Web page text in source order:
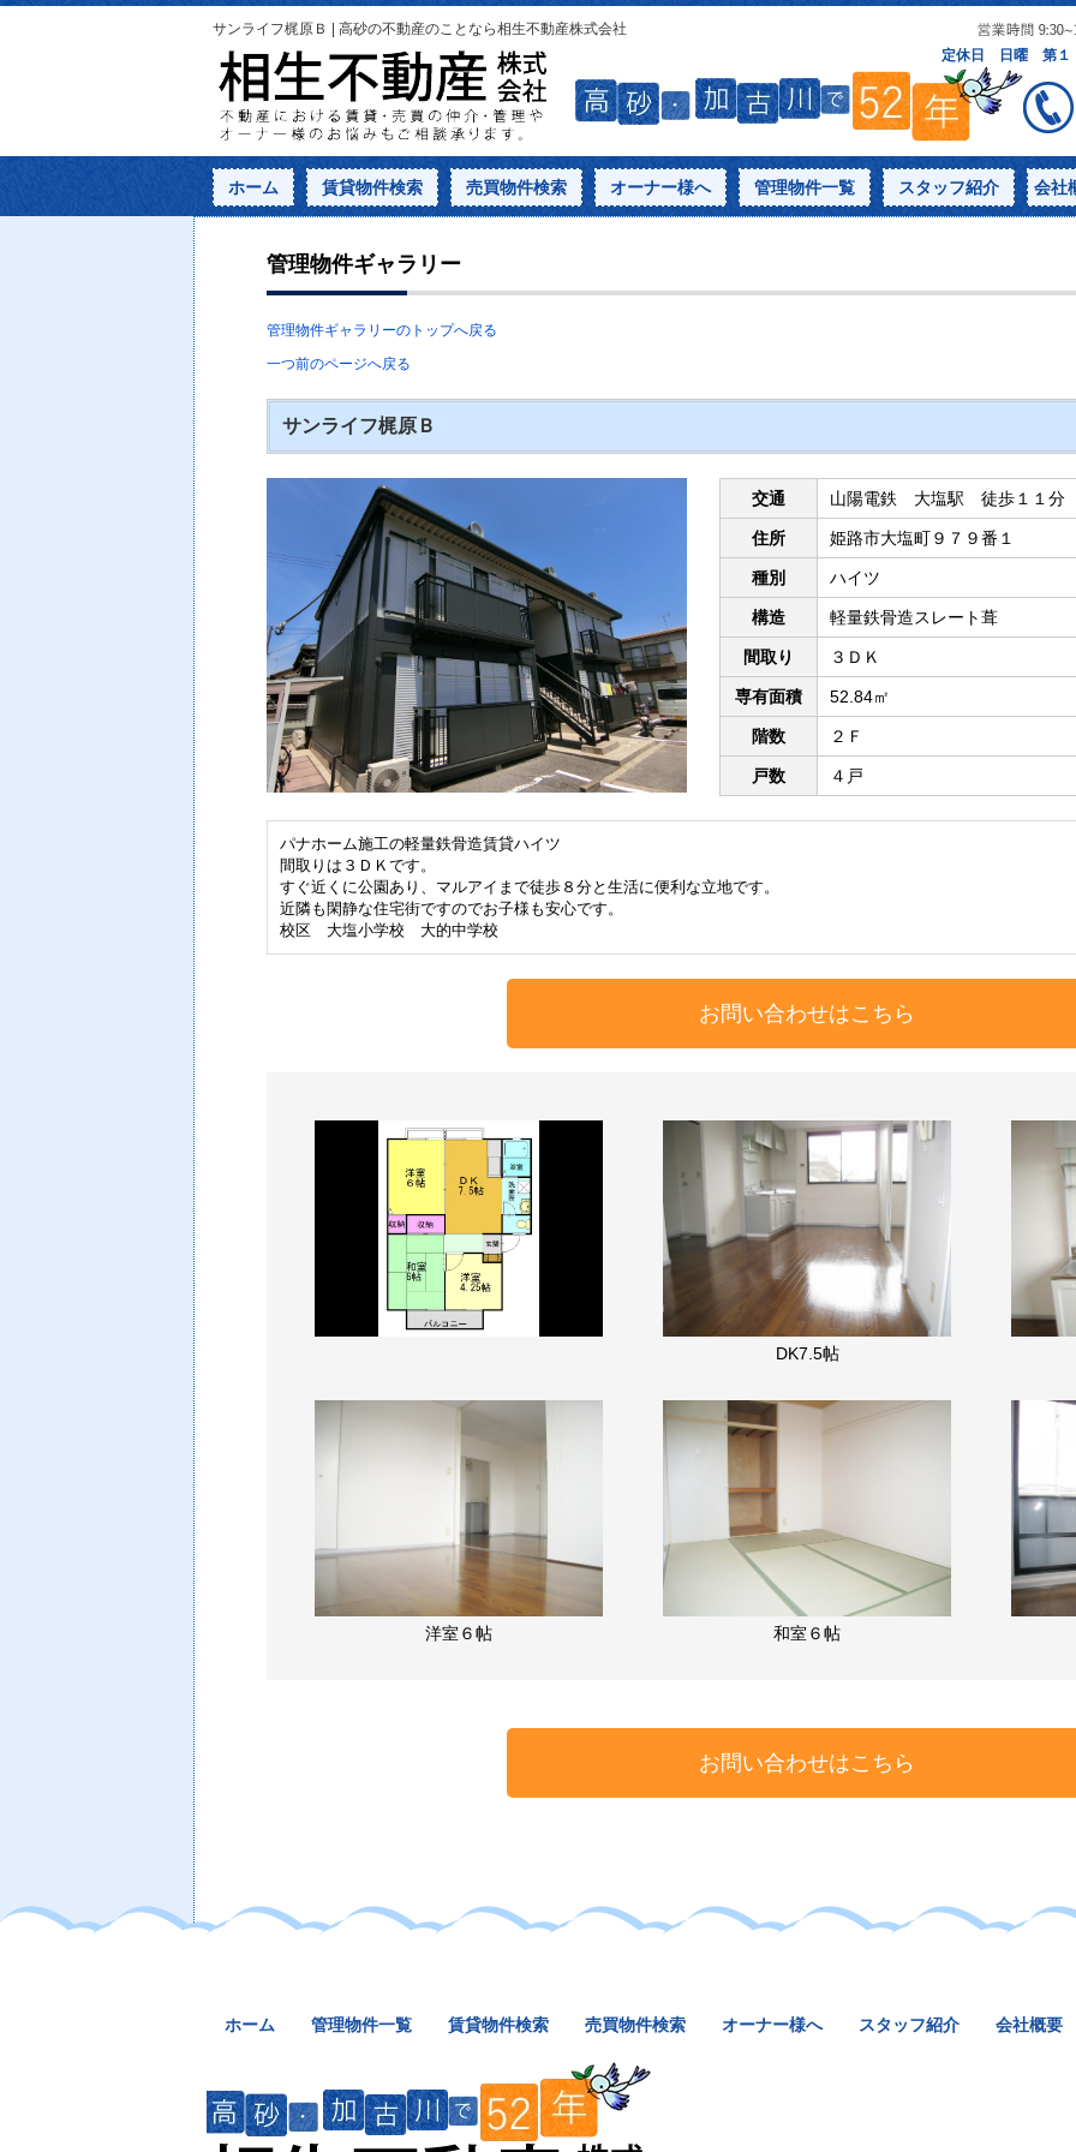
サンライフ梶原Ｂ | 高砂の不動産のことなら相生不動産株式会社
ホーム 賃貸物件検索 売買物件検索 オーナー様へ 管理物件一覧 スタッフ紹介 会社
管理物件ギャラリー
管理物件ギャラリーのトップへ戻る
一つ前のページへ戻る
サンライフ梶原Ｂ
交通 山陽電鉄 大塩駅 徒歩１１分
住所 姫路市大塩町９７９番１
種別 ハイツ
構造 軽量鉄骨造スレート葺
間取り ３ＤＫ
専有面積 52.84㎡
階数 ２Ｆ
戸数 ４戸
パナホーム施工の軽量鉄骨造賃貸ハイツ
間取りは３ＤＫです。
すぐ近くに公園あり、マルアイまで徒歩８分と生活に便利な立地です。
近隣も閑静な住宅街ですのでお子様も安心です。
校区 大塩小学校 大的中学校
お問い合わせはこちら
DK7.5帖
洋室６帖 和室６帖
お問い合わせはこちら
ホーム 管理物件一覧 賃貸物件検索 売買物件検索 オーナー様へ スタッフ紹介 会社概要